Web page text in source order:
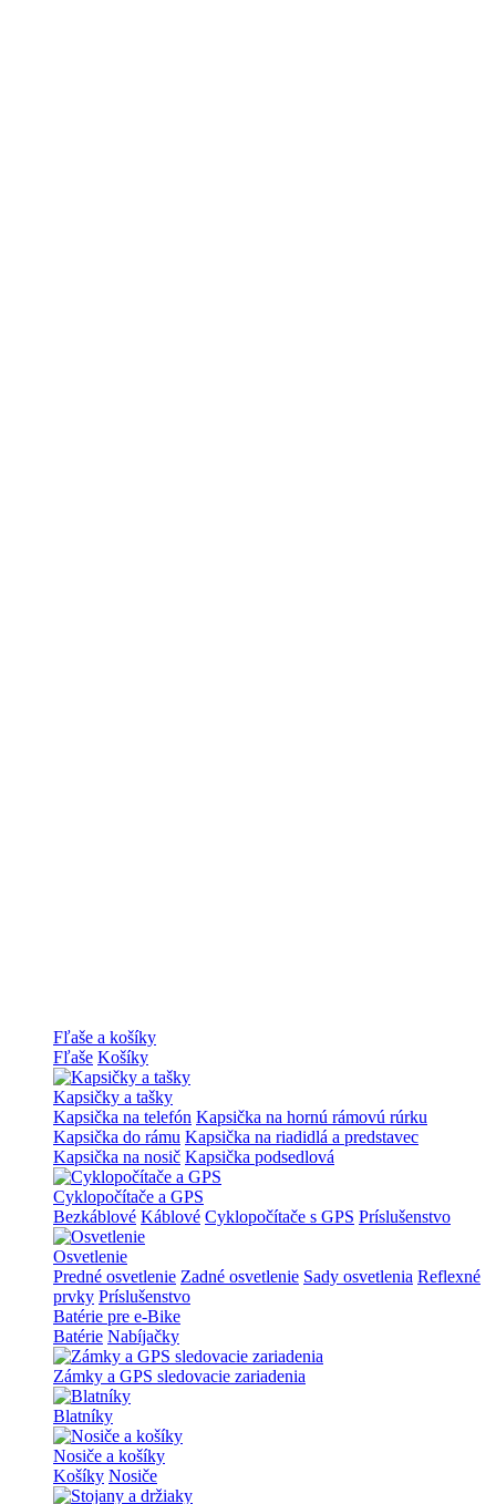
Fľaše a košíky
Fľaše Košíky
Kapsičky a tašky
Kapsička na telefón Kapsička na hornú rámovú rúrku
Kapsička do rámu Kapsička na riadidlá a predstavec
Kapsička na nosič Kapsička podsedlová
Cyklopočítače a GPS
Bezkáblové Káblové Cyklopočítače s GPS Príslušenstvo
Osvetlenie
Predné osvetlenie Zadné osvetlenie Sady osvetlenia Reflexné
prvky Príslušenstvo
Batérie pre e-Bike
Batérie Nabíjačky
Zámky a GPS sledovacie zariadenia
Blatníky
Nosiče a košíky
Košíky Nosiče